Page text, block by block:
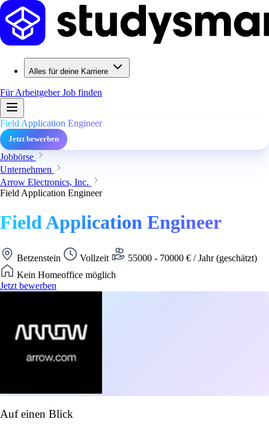
Alles für deine Karriere
Für ArbeitgeberJob finden
Field Application Engineer
Jetzt bewerben
Jobbörse
Unternehmen
Arrow Electronics, Inc.
Field Application Engineer
Field Application Engineer
Betzenstein Vollzeit
55000 - 70000 € / Jahr (geschätzt)
Kein Homeoffice möglich
Jetzt bewerben
Auf einen Blick